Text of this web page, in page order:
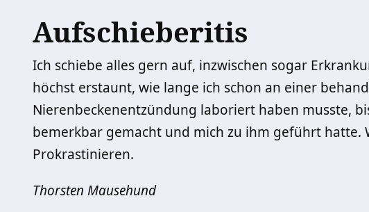
Aufschieberitis
Ich schiebe alles gern auf, inzwischen sogar
höchst erstaunt, wie lange ich schon an einer
Nierenbeckenentzündung laboriert haben musste,
bemerkbar gemacht und mich zu ihm geführt hatte.
Prokrastinieren.
Thorsten Mausehund